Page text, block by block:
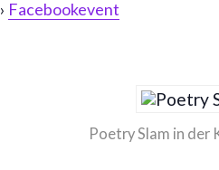
› Facebookevent
Poetry Slam in der